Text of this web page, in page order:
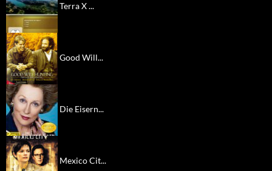
Terra X ...
Good Will...
Die Eisern...
Mexico Cit...